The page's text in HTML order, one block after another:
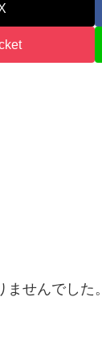
せんでした。